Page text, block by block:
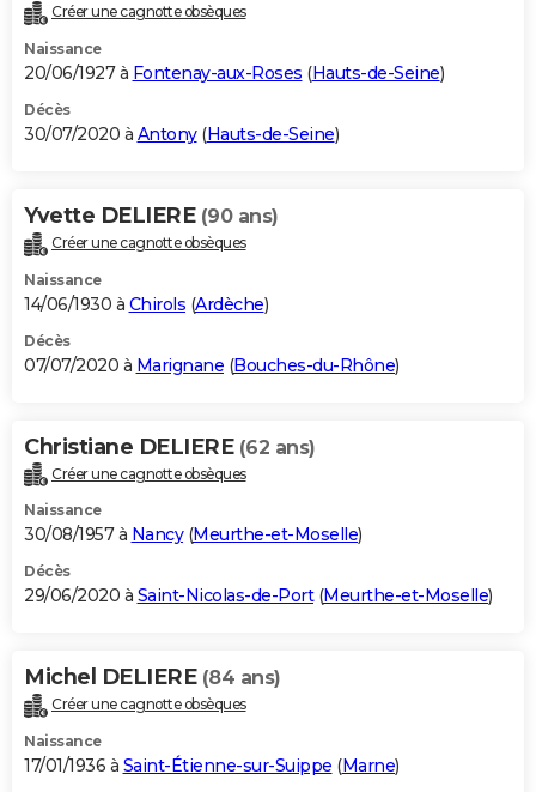
Créer une cagnotte obsèques
Naissance
20/06/1927 à Fontenay-aux-Roses (Hauts-de-Seine)
Décès
30/07/2020 à Antony(Hauts-de-Seine)
Yvette DELIERE (90 ans)
Créer une cagnotte obsèques
Naissance
14/06/1930 à Chirols (Ardèche)
Décès
07/07/2020 à Marignane (Bouches-du-Rhône)
Christiane DELIERE (62 ans)
Créer une cagnotte obsèques
Naissance
30/08/1957 à Nancy(Meurthe-et-Moselle)
Décès
29/06/2020 à Saint-Nicolas-de-Port(Meurthe-et-Moselle)
Michel DELIERE (84 ans)
Créer une cagnotte obsèques
Naissance
17/01/1936 à Saint-Étienne-sur-Suippe (Marne)